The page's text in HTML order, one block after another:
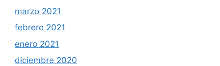
marzo 2021
febrero 2021
enero 2021
diciembre 2020